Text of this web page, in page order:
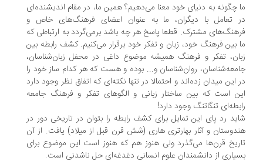
چگونه به دنیای خود معنا می‌دهیم؟ همین ما، در مقام اندیشنده‌ای
تعامل با دیگران، ما به عنوان اعضای فرهنگ‌های خاص و
مشترک. قطعا پاسخ هر چه باشد برمی‌گردد به ارتباطی که
بین فرهنگ خود، زبان و تفکر خود برقرار می‌کنیم. کشف رابطه بین
تفکر و فرهنگ همیشه موضوع داغی در محفل زبان‌شناسان،
روان‌شناسان و... بوده و هست که هر کدام ساز خود را
این میدان زده‌اند و احتمالا در تنها نکته‌ای که اتفاق نظر وجود دارد
است که بین ساختار زبانی و الگوهای تفکر و فرهنگ جامعه
تنگاتنگ وجود دارد!
رد پای این تمایل برای کشف رابطه را بتوان در تاریخی دور در
و آثار بهارتری هاری (شش قرن قبل از میلاد) یافت. از آن
قرن‌ها می‌گذرد ولی هنوز هم که هنوز است این موضوع برای
از دانشمندان علوم انسانی دغدغه‌ای حل ناشدنی است.